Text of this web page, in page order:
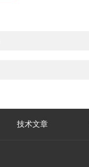
技术文章